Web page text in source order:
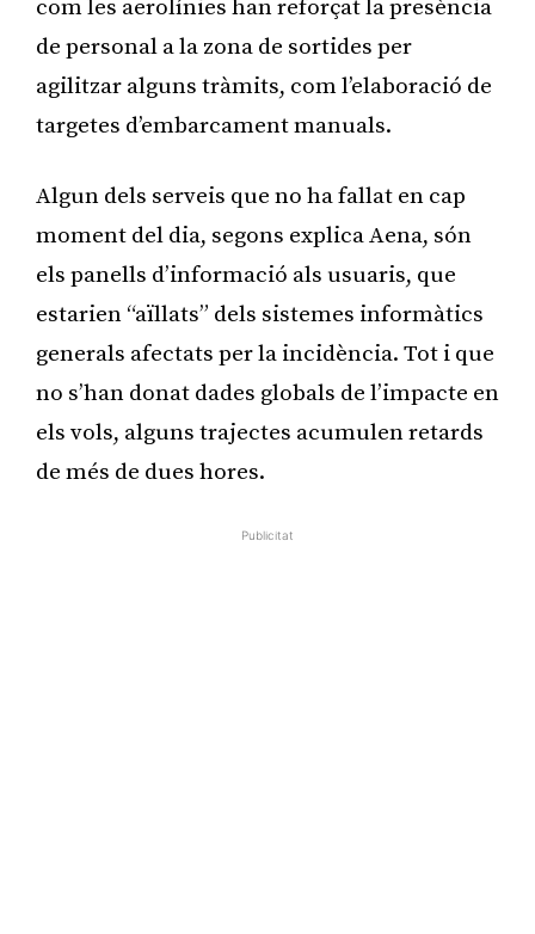
com les aerolínies han reforçat la presència
de personal a la zona de sortides per
agilitzar alguns tràmits, com l’elaboració de
targetes d’embarcament manuals.
Algun dels serveis que no ha fallat en cap
moment del dia, segons explica Aena, són
els panells d’informació als usuaris, que
estarien “aïllats” dels sistemes informàtics
generals afectats per la incidència. Tot i que
no s’han donat dades globals de l’impacte en
els vols, alguns trajectes acumulen retards
de més de dues hores.
Publicitat